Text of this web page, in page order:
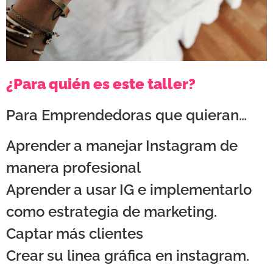
¿Para quién es este taller?
Para Emprendedoras que quieran…
Aprender a manejar Instagram de
manera profesional
Aprender a usar IG e implementarlo
como estrategia de marketing.
Captar más clientes
Crear su linea gráfica en instagram.